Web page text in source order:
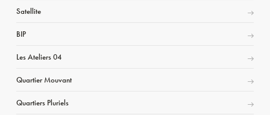
Satellite
BIP
Les Ateliers 04
Quartier Mouvant
Quartiers Pluriels